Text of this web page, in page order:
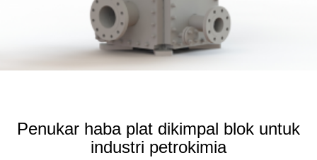
Penukar haba plat dikimpal blok untuk
industri petrokimia